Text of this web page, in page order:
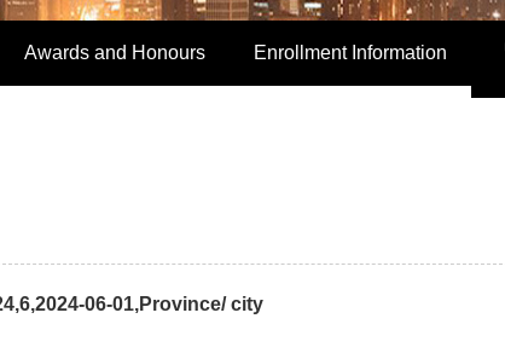
Awards and Honours Enrollment Information
06-01,Province/ city